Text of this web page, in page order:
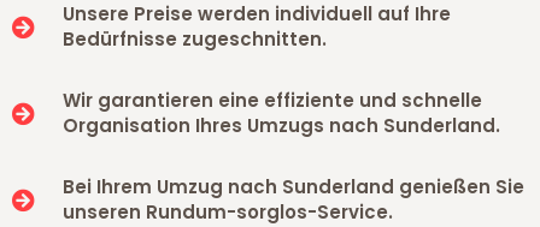
Unsere Preise werden individuell auf Ihre
Bedürfnisse zugeschnitten.
Wir garantieren eine effiziente und schnelle
Organisation Ihres Umzugs nach Sunderland.
Bei Ihrem Umzug nach Sunderland genießen Sie
unseren Rundum-sorglos-Service.